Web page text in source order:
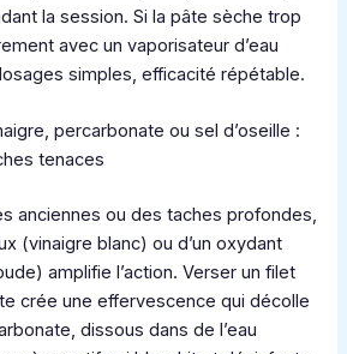
la session. Si la pâte sèche trop
avec un vaporisateur d’eau
simples, efficacité répétable.
percarbonate ou sel d’oseille :
tenaces
anciennes ou des taches profondes,
(vinaigre blanc) ou d’un oxydant
amplifie l’action. Verser un filet
crée une effervescence qui décolle
dissous dans de l’eau